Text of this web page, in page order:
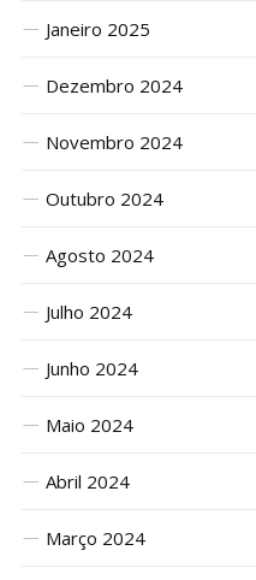
Janeiro 2025
Dezembro 2024
Novembro 2024
Outubro 2024
Agosto 2024
Julho 2024
Junho 2024
Maio 2024
Abril 2024
Março 2024